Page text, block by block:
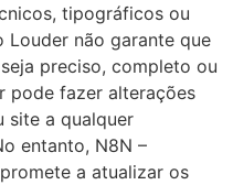
tipográficos ou
não garante que
preciso, completo ou
pode fazer alterações
site a qualquer
entanto, N8N –
a atualizar os